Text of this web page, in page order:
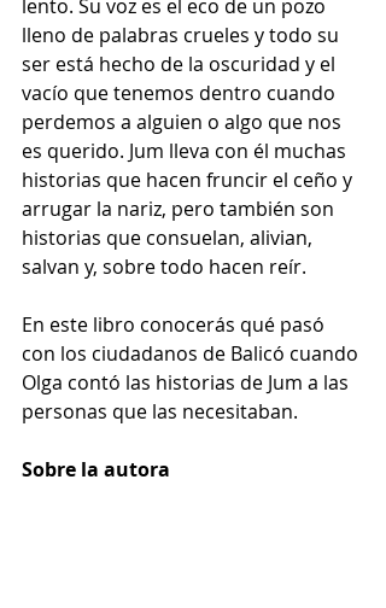
lento. Su voz es el eco de un pozo
lleno de palabras crueles y todo su
ser está hecho de la oscuridad y el
vacío que tenemos dentro cuando
perdemos a alguien o algo que nos
es querido. Jum lleva con él muchas
historias que hacen fruncir el ceño y
arrugar la nariz, pero también son
historias que consuelan, alivian,
salvan y, sobre todo hacen reír.
En este libro conocerás qué pasó
con los ciudadanos de Balicó cuando
Olga contó las historias de Jum a las
personas que las necesitaban.
Sobre la autora